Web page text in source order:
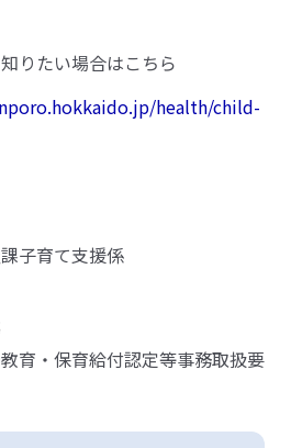
りたい場合はこちら
health/child-
子育て支援係
育・保育給付認定等事務取扱要